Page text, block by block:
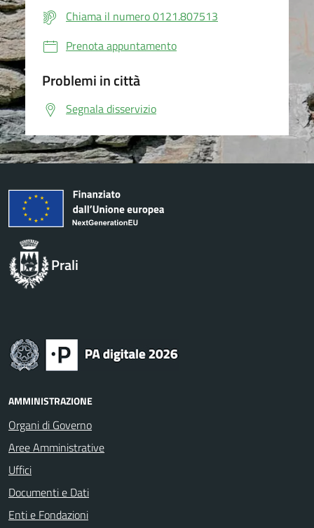
Chiama il numero 0121.807513
Prenota appuntamento
Problemi in città
Segnala disservizio
Prali
AMMINISTRAZIONE
Organi di Governo
Aree Amministrative
Uffici
Documenti e Dati
Enti e Fondazioni